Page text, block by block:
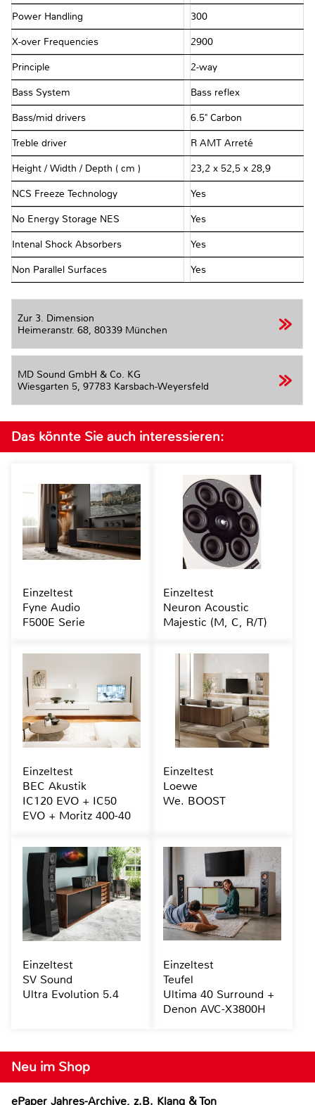
Power Handling 300
X-over Frequencies 2900
Principle 2-way
Bass System Bass reflex
Bass/mid drivers 6.5" Carbon
Treble driver R AMT Arreté
Height / Width / Depth ( cm ) 23,2 x 52,5 x 28,9
NCS Freeze Technology Yes
No Energy Storage NES Yes
Intenal Shock Absorbers Yes
Non Parallel Surfaces Yes
Zur 3. Dimension
Heimeranstr. 68, 80339 München
MD Sound GmbH & Co. KG
Wiesgarten 5, 97783 Karsbach-Weyersfeld
Neu im Shop
ePaper Jahres-Archive, z.B. Klang & Ton
Das könnte Sie auch interessieren:
Einzeltest
Fyne Audio
F500E Serie
Einzeltest
Neuron Acoustic
Majestic (M, C, R/T)
Einzeltest
BEC Akustik
IC120 EVO + IC50
EVO + Moritz 400-40
Einzeltest
Loewe
We. BOOST
Einzeltest
SV Sound
Ultra Evolution 5.4
Einzeltest
Teufel
Ultima 40 Surround +
Denon AVC-X3800H